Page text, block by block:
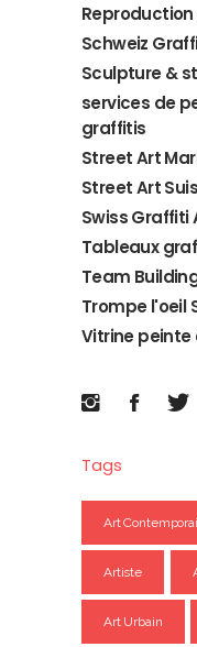
Schweiz
Sculpture &
services de
graffitis
Street Art
Street Art
Swiss Graffiti
Tableaux
Team
Trompe l'oeil
Vitrine peinte
Tags
Art
Artiste
Art Urbain